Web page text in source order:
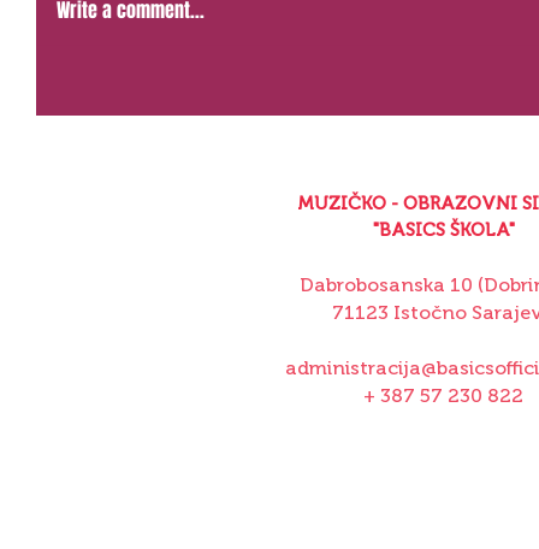
Write a comment...
MUZIČKO - OBRAZOVNI
"BASICS ŠKOLA"
Dabrobosanska 10
71123 Istočno
+ 387 57 230 822